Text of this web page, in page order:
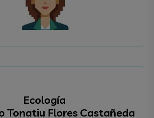
Ecología
Tonatiu Flores Castañeda